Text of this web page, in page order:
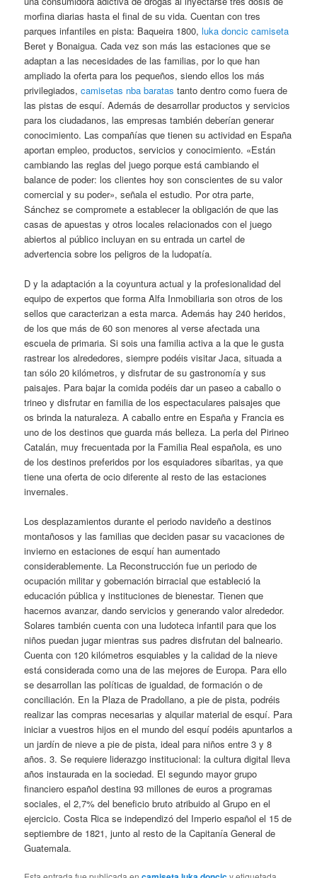
morfina diarias hasta el final de su vida. Cuentan con tres
parques infantiles en pista: Baqueira 1800,luka doncic camiseta
Beret y Bonaigua. Cada vez son más las estaciones que se
adaptan a las necesidades de las familias, por lo que han
ampliado la oferta para los pequeños, siendo ellos los más
privilegiados,camisetas nba baratas tanto dentro como fuera de
las pistas de esquí. Además de desarrollar productos y servicios
para los ciudadanos, las empresas también deberían generar
conocimiento. Las compañías que tienen su actividad en España
aportan empleo, productos, servicios y conocimiento. «Están
cambiando las reglas del juego porque está cambiando el
balance de poder: los clientes hoy son conscientes de su valor
comercial y su poder», señala el estudio. Por otra parte,
Sánchez se compromete a establecer la obligación de que las
casas de apuestas y otros locales relacionados con el juego
abiertos al público incluyan en su entrada un cartel de
advertencia sobre los peligros de la ludopatía.
D y la adaptación a la coyuntura actual y la profesionalidad del
equipo de expertos que forma Alfa Inmobiliaria son otros de los
sellos que caracterizan a esta marca. Además hay 240 heridos,
de los que más de 60 son menores al verse afectada una
escuela de primaria. Si sois una familia activa a la que le gusta
rastrear los alrededores, siempre podéis visitar Jaca, situada a
tan sólo 20 kilómetros, y disfrutar de su gastronomía y sus
paisajes. Para bajar la comida podéis dar un paseo a caballo o
trineo y disfrutar en familia de los espectaculares paisajes que
os brinda la naturaleza. A caballo entre en España y Francia es
uno de los destinos que guarda más belleza. La perla del Pirineo
Catalán, muy frecuentada por la Familia Real española, es uno
de los destinos preferidos por los esquiadores sibaritas, ya que
tiene una oferta de ocio diferente al resto de las estaciones
invernales.
Los desplazamientos durante el periodo navideño a destinos
montañosos y las familias que deciden pasar su vacaciones de
invierno en estaciones de esquí han aumentado
considerablemente. La Reconstrucción fue un periodo de
ocupación militar y gobernación birracial que estableció la
educación pública y instituciones de bienestar. Tienen que
hacernos avanzar, dando servicios y generando valor alrededor.
Solares también cuenta con una ludoteca infantil para que los
niños puedan jugar mientras sus padres disfrutan del balneario.
Cuenta con 120 kilómetros esquiables y la calidad de la nieve
está considerada como una de las mejores de Europa. Para ello
se desarrollan las políticas de igualdad, de formación o de
conciliación. En la Plaza de Pradollano, a pie de pista, podréis
realizar las compras necesarias y alquilar material de esquí. Para
iniciar a vuestros hijos en el mundo del esquí podéis apuntarlos a
un jardín de nieve a pie de pista, ideal para niños entre 3 y 8
años. 3. Se requiere liderazgo institucional: la cultura digital lleva
años instaurada en la sociedad. El segundo mayor grupo
financiero español destina 93 millones de euros a programas
sociales, el 2,7% del beneficio bruto atribuido al Grupo en el
ejercicio. Costa Rica se independizó del Imperio español el 15 de
septiembre de 1821, junto al resto de la Capitanía General de
Guatemala.